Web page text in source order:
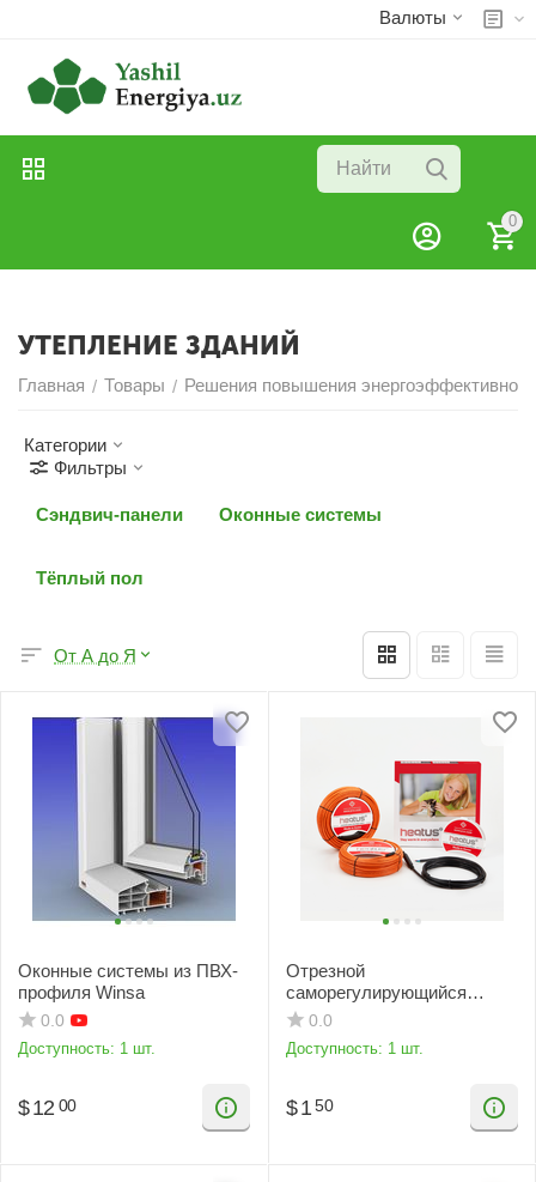
Валюты
0
УТЕПЛЕНИЕ ЗДАНИЙ
Главная / Товары / Решения повышения
Категории
Фильтры
Сэндвич-панели Оконные системы
Тёплый пол
От А до Я
Оконные системы из ПВХ-
профиля Winsa
0.0
Доступность: 1 шт.
$12 00
Отрезной
саморегулирующийся
кабель Heatus Underfloor
0.0
Доступность: 1 шт.
$1 50